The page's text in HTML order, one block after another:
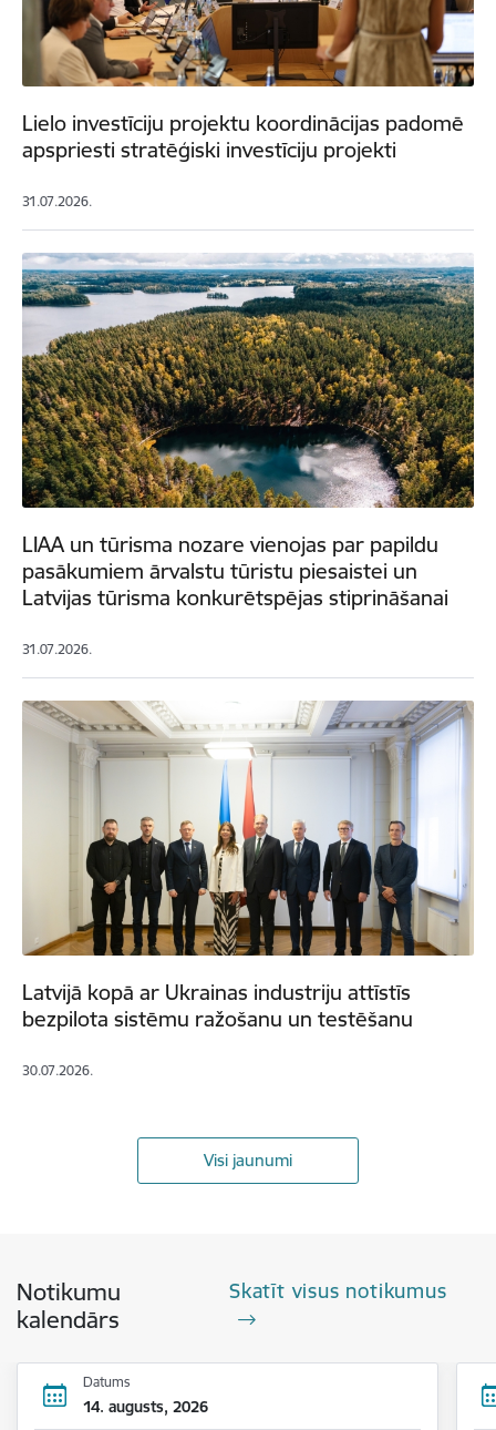
Lielo investīciju projektu koordinācijas padomē
apspriesti stratēģiski investīciju projekti
31.07.2026.
LIAA un tūrisma nozare vienojas par papildu
pasākumiem ārvalstu tūristu piesaistei un
Latvijas tūrisma konkurētspējas stiprināšanai
31.07.2026.
Latvijā kopā ar Ukrainas industriju attīstīs
bezpilota sistēmu ražošanu un testēšanu
30.07.2026.
Visi jaunumi
Notikumu
kalendārs
Skatīt visus notikumus
Datums
14. augusts, 2026